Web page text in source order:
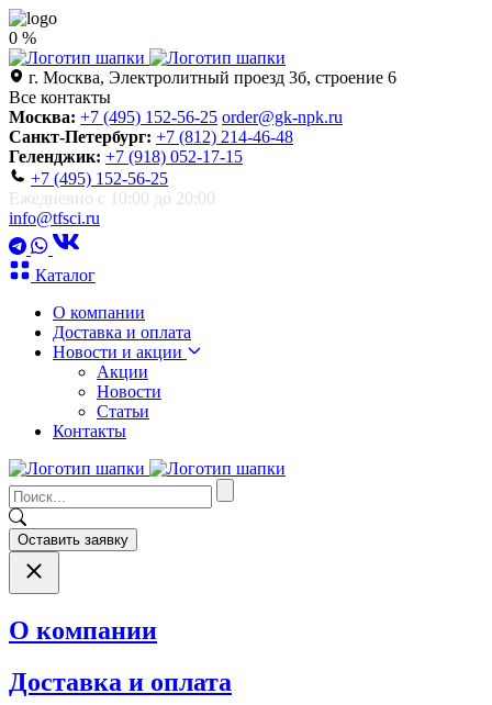
0 %
г. Москва, Электролитный проезд 3б, строение 6
Все контакты
Москва: +7 (495) 152-56-25 order@gk-npk.ru
Санкт-Петербург: +7 (812) 214-46-48
Геленджик: +7 (918) 052-17-15
+7 (495) 152-56-25
Ежедневно с 10:00 до 20:00
info@tfsci.ru
Каталог
О компании
Доставка и оплата
Новости и акции
Акции
Новости
Статьи
Контакты
Оставить заявку
О компании
Доставка и оплата